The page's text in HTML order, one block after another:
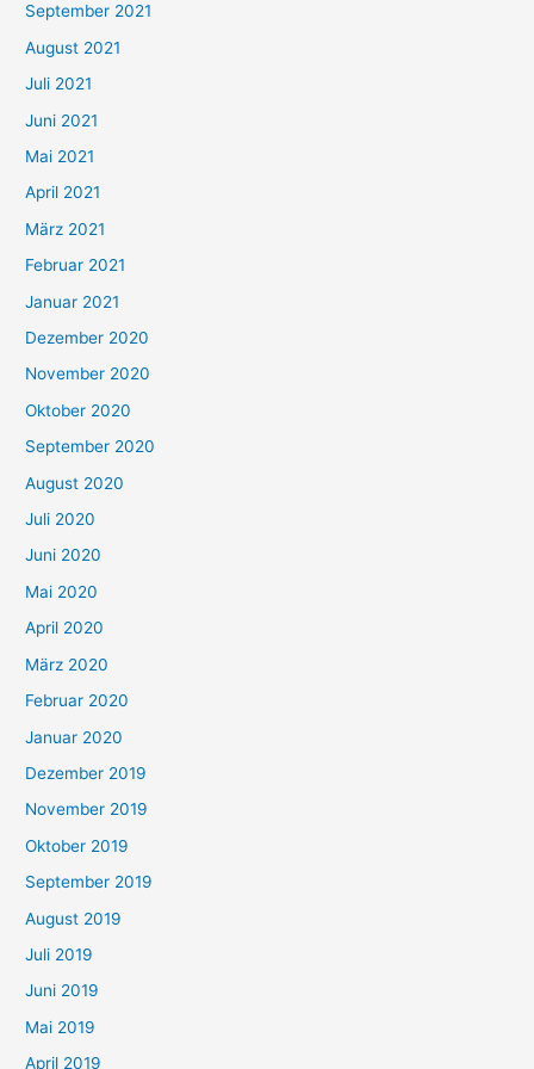
n
n
a
c
h
:
September 2021
August 2021
Juli 2021
Juni 2021
Mai 2021
April 2021
März 2021
Februar 2021
Januar 2021
Dezember 2020
November 2020
Oktober 2020
September 2020
August 2020
Juli 2020
Juni 2020
Mai 2020
April 2020
März 2020
Februar 2020
Januar 2020
Dezember 2019
November 2019
Oktober 2019
September 2019
August 2019
Juli 2019
Juni 2019
Mai 2019
April 2019